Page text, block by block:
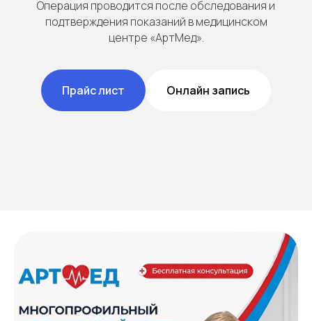
Операция проводится после обследования и
подтверждения показаний в медицинском
центре «АртМед».
Прайс лист Онлайн запись